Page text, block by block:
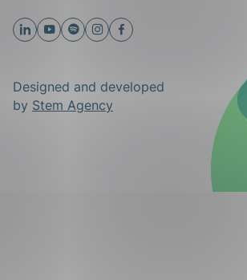
Designed and developed
by Stem Agency